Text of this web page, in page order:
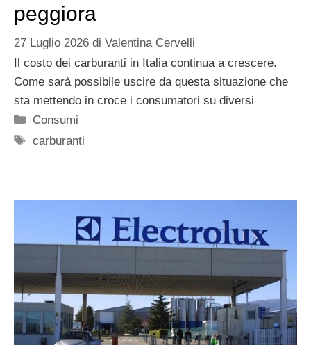
peggiora
27 Luglio 2026 di Valentina Cervelli
Il costo dei carburanti in Italia continua a crescere.
Come sarà possibile uscire da questa situazione che
sta mettendo in croce i consumatori su diversi
Categorie
Consumi
Tag
carburanti